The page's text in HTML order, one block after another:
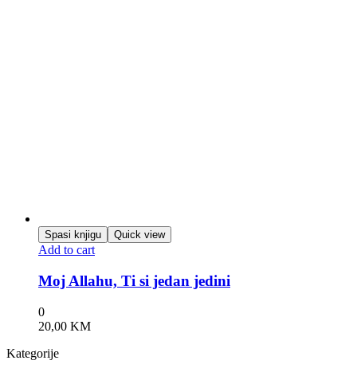
Spasi knjigu Quick view
Add to cart
Moj Allahu, Ti si jedan jedini
0
20,00 KM
Kategorije